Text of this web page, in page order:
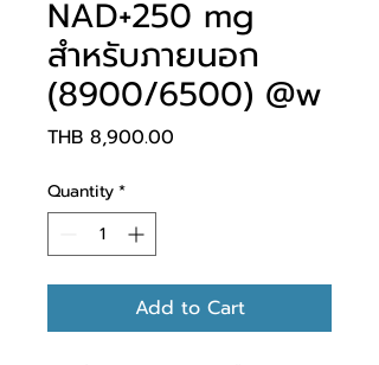
NAD+250 mg
สำหรับภายนอก
(8900/6500) @w
THB 8,900.00
Quantity*
Add to Cart